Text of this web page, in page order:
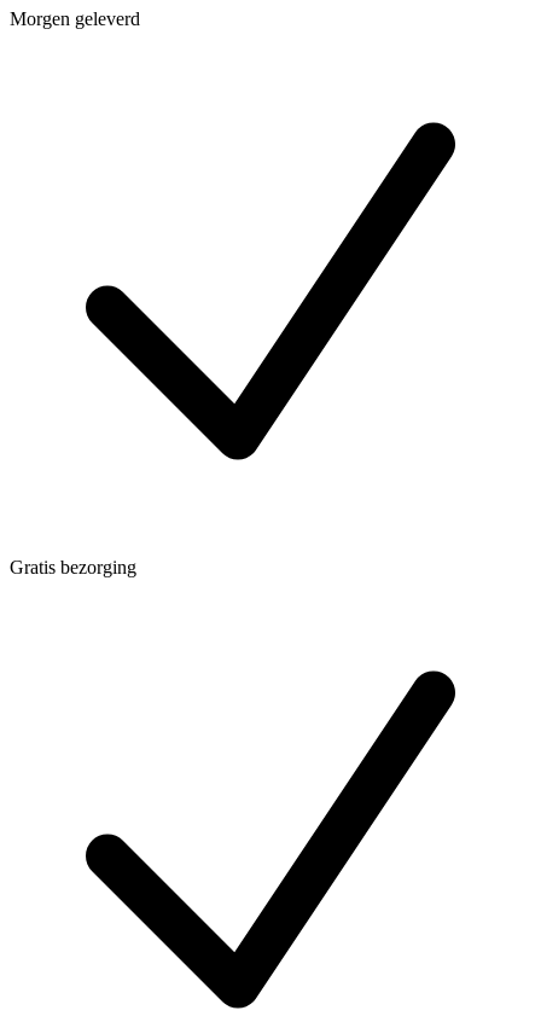
Morgen geleverd
Gratis bezorging